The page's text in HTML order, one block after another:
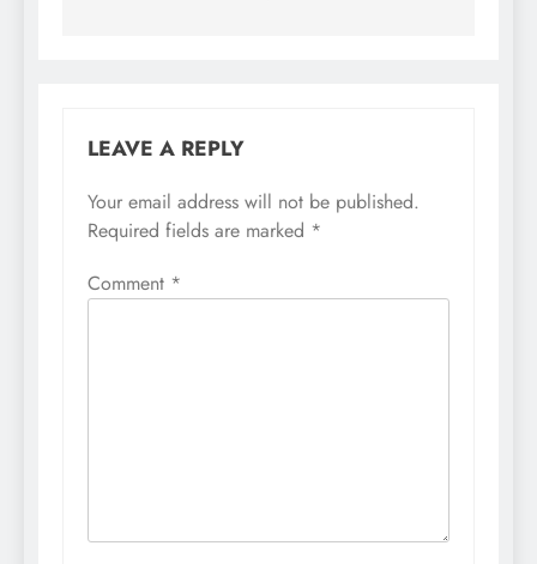
LEAVE A REPLY
Your email address will not be published.
Required fields are marked *
Comment *